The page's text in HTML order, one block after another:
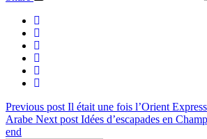
Previous post Il était une fois l’Orient
Arabe Next post Idées d’escapades en
end